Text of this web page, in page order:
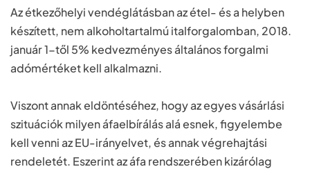
Az étkezőhelyi vendéglátásban az étel- és a helyben
készített, nem alkoholtartalmú italforgalomban, 2018.
január 1-től 5% kedvezményes általános forgalmi
adómértéket kell alkalmazni.
Viszont annak eldöntéséhez, hogy az egyes vásárlási
szituációk milyen áfaelbírálás alá esnek, figyelembe
kell venni az EU-irányelvet, és annak végrehajtási
rendeletét. Eszerint az áfa rendszerében kizárólag